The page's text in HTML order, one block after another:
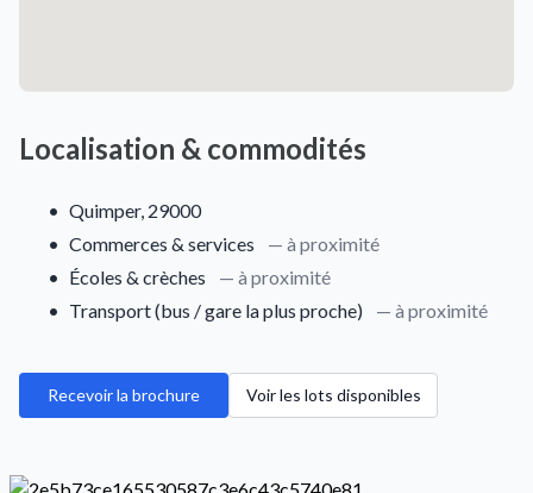
Localisation & commodités
• Quimper, 29000
• Commerces & services
— à proximité
• Écoles & crèches
— à proximité
• Transport (bus / gare la plus proche) — à proximité
Recevoir la brochure Voir les lots disponibles